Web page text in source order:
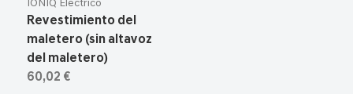
IONIQ Eléctrico
Revestimiento del
maletero (sin altavoz
del maletero)
60,02 €